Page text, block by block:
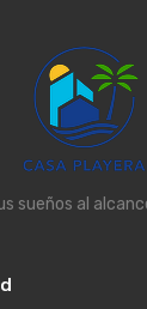
sueños al